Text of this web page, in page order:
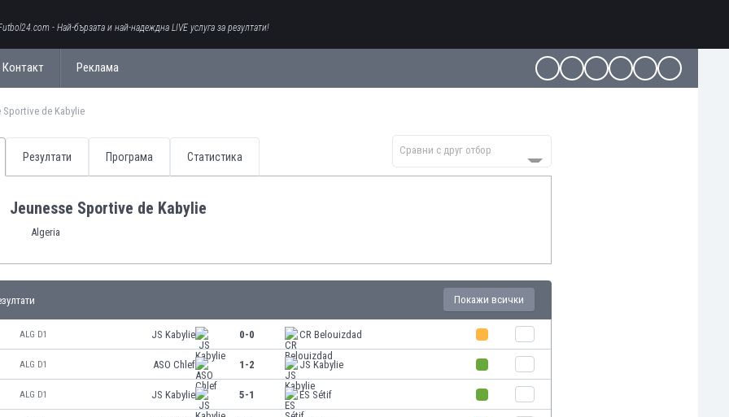
- Най-бързата и най-надеждна LIVE услуга за резултати!
Контакт Реклама
Sportive de Kabylie
Резултати Програма Статистика
Сравни с друг отбор
Jeunesse Sportive de Kabylie
Algeria
Покажи всички
ALG D1 JS Kabylie 0-0 CR Belouizdad
ALG D1 ASO Chlef 1-2 JS Kabylie
ALG D1 JS Kabylie 5-1 ES Sétif